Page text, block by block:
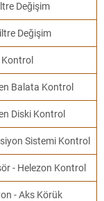
Değişim
Değişim
Kontrol
Balata Kontrol
Diski Kontrol
Sistemi Kontrol
- Helezon Kontrol
- Aks Körük